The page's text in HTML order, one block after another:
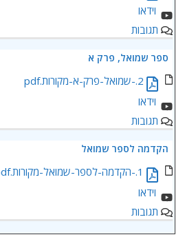
תגובות
ספר שמואל, פרק א
2.-שמואל-פרק-א-מקורות.pdf
תגובות
הקדמה לספר שמואל
1.-הקדמה-לספר-שמואל-מקורות.pdf
תגובות